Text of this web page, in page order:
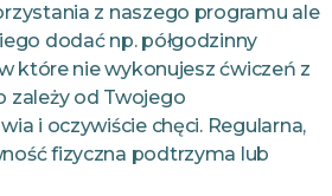
z naszego programu ale
dodać np. półgodzinny
które nie wykonujesz ćwiczeń z
zależy od Twojego
i oczywiście chęci. Regularna,
fizyczna podtrzyma lub